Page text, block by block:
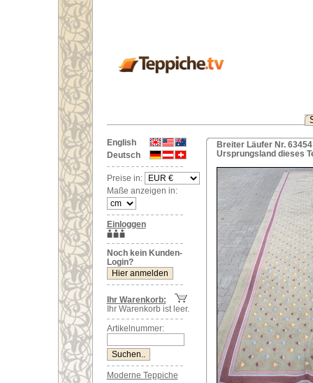
English
Deutsch
Preise in:
Maße anzeigen in:
Einloggen
Noch kein Kunden-
Login?
Ihr Warenkorb:
Ihr Warenkorb ist leer.
Artikelnummer:
Moderne Teppiche
Breiter Läufer Nr.
Ursprungsland dieses